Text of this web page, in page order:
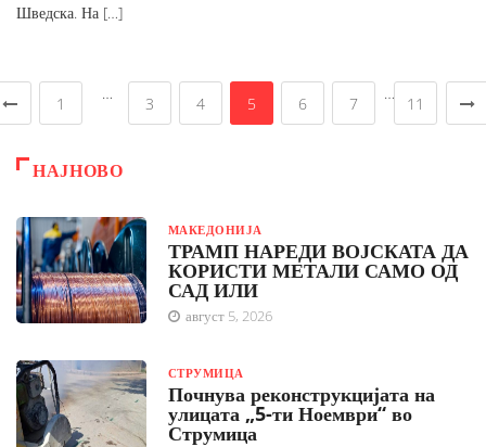
Шведска. На […]
1
…
3 4 5 6 7
…
11
НАЈНОВО
МАКЕДОНИЈА
ТРАМП НАРЕДИ ВОЈСКАТА ДА
КОРИСТИ МЕТАЛИ САМО ОД
САД ИЛИ
август 5, 2026
СТРУМИЦА
Почнува реконструкцијата на
улицата „5-ти Ноември“ во
Струмица